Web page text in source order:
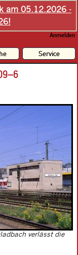
am 05.12.2026 -
Anmelden
Service
verlässt die